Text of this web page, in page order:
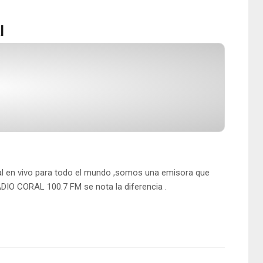
en vivo para todo el mundo ,somos una emisora que
CORAL 100.7 FM se nota la diferencia .